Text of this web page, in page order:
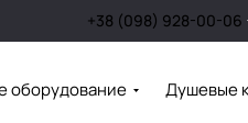
+38 (098) 928-00-06
оборудование Душевые